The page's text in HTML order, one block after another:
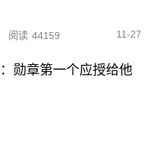
阅读 44159 11-27
勋章第一个应授给他